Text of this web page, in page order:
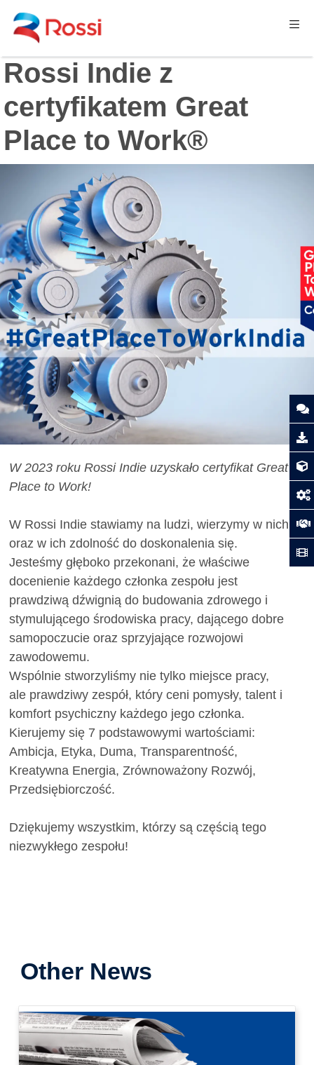
Rossi Indie z
certyfikatem Great
Place to Work®
W 2023 roku Rossi Indie uzyskało certyfikat Great
Place to Work!
W Rossi Indie stawiamy na ludzi, wierzymy w nich
oraz w ich zdolność do doskonalenia się.
Jesteśmy głęboko przekonani, że właściwe
docenienie każdego członka zespołu jest
prawdziwą dźwignią do budowania zdrowego i
stymulującego środowiska pracy, dającego dobre
samopoczucie oraz sprzyjające rozwojowi
zawodowemu.
Wspólnie stworzyliśmy nie tylko miejsce pracy,
ale prawdziwy zespół, który ceni pomysły, talent i
komfort psychiczny każdego jego członka.
Kierujemy się 7 podstawowymi wartościami:
Ambicja, Etyka, Duma, Transparentność,
Kreatywna Energia, Zrównoważony Rozwój,
Przedsiębiorczość.
Dziękujemy wszystkim, którzy są częścią tego
niezwykłego zespołu!
Other News